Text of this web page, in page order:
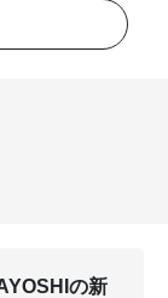
の新